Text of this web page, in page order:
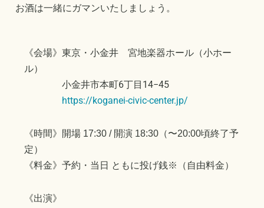
お酒は一緒にガマンいたしましょう。
《会場》東京・小金井 宮地楽器ホール（小ホー
ル）
小金井市本町6丁目14−45
https://koganei-civic-center.jp/
《時間》開場 17:30 / 開演 18:30（〜20:00頃終了予
定）
《料金》予約・当日 ともに投げ銭※（自由料金）
《出演》